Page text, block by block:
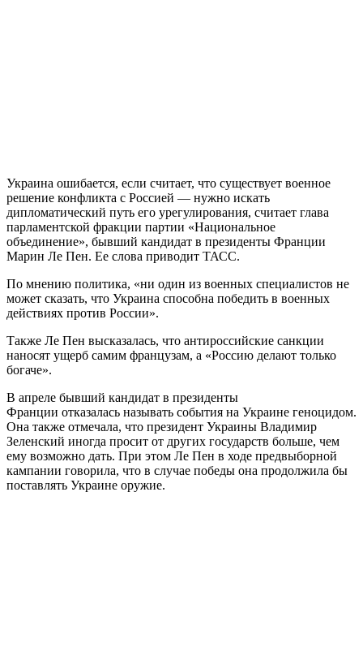
Украина ошибается, если считает, что существует военное
решение конфликта с Россией — нужно искать
дипломатический путь его урегулирования, считает глава
парламентской фракции партии «Национальное
объединение», бывший кандидат в президенты Франции
Марин Ле Пен. Ее слова приводит ТАСС.
По мнению политика, «ни один из военных специалистов не
может сказать, что Украина способна победить в военных
действиях против России».
Также Ле Пен высказалась, что антироссийские санкции
наносят ущерб самим французам, а «Россию делают только
богаче».
В апреле бывший кандидат в президенты
Франции отказалась называть события на Украине геноцидом.
Она также отмечала, что президент Украины Владимир
Зеленский иногда просит от других государств больше, чем
ему возможно дать. При этом Ле Пен в ходе предвыборной
кампании говорила, что в случае победы она продолжила бы
поставлять Украине оружие.